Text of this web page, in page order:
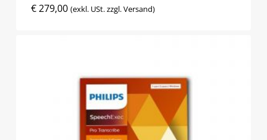
€279,00 (exkl. USt. zzgl. Versand)